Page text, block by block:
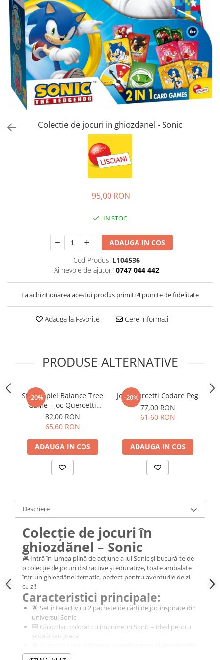
Decoratiuni
Jucarii educative
Figurine jucarii mici
Jucarii electronice
Jucarii interactive
Frumusete si Bijuterii
Jocuri de societate
Colectie de jocuri in ghiozdanel - Sonic
95,00 RON
IN STOC
ADAUGA IN COS
Cod Produs: L104536
Ai nevoie de ajutor? 0747 044 442
La achizitionarea acestui produs primiti4puncte de fidelitate
Adauga la Favorite Cere informatii
PRODUSE ALTERNATIVE
-20%
Stay Apple! Balance Tree
Game - Joc Quercetti
Educativ si Interactiv
pentru Toata Familia
82,00 RON
65,60 RON
ADAUGA IN COS
-20%
Joc Quercetti Codare Peg
77,00 RON
61,60 RON
ADAUGA IN COS
Descriere
Colecție de jocuri în
ghiozdănel – Sonic
🎮 Intră în lumea plină de acțiune a lui Sonic și bucură-te de
o colecție de jocuri distractive și educative, toate ambalate
într-un ghiozdănel tematic, perfect pentru aventurile de zi
cu zi!
Caracteristici principale:
🌟 Set interactiv cu 2 pachete de cărți de joc inspirate din
universul Sonic
🎒 Ghiozdan colorat cu imprimeuri Sonic – ideal pentru
școală sau joacă
celor mici